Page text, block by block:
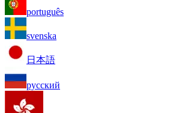
português
svenska
日本語
русский